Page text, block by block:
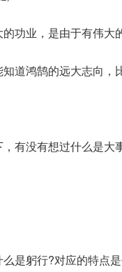
功业，是由于有伟
道鸿鹄的远大志向
有没有想过什么是大
是躬行?对应的特点